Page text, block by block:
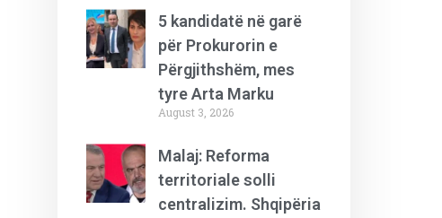
5 kandidatë në garë
për Prokurorin e
Përgjithshëm, mes
tyre Arta Marku
August 3, 2026
Malaj: Reforma
territoriale solli
centralizim. Shqipëria